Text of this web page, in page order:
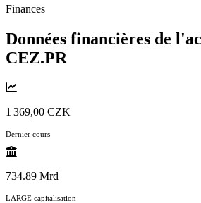
Finances
Données financières de
CEZ.PR
1 369,00 CZK
Dernier cours
734.89 Mrd
LARGE capitalisation